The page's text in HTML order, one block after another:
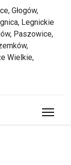
Głogów,
Legnickie
Paszowice,
Wielkie,